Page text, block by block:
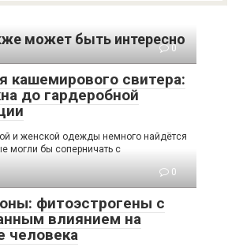
может быть интересно
0
кашемирового свитера:
до гардеробной
и женской одежды немного найдётся
могли бы соперничать с
0
фитоэстрогены с
влиянием на
человека